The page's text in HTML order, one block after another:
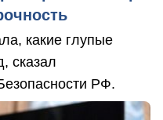
какие глупые
сказал
РФ.